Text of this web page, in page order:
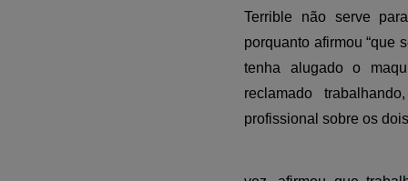
Terrible não serve
porquanto afirmou “que
tenha alugado o
reclamado
profissional sobre os